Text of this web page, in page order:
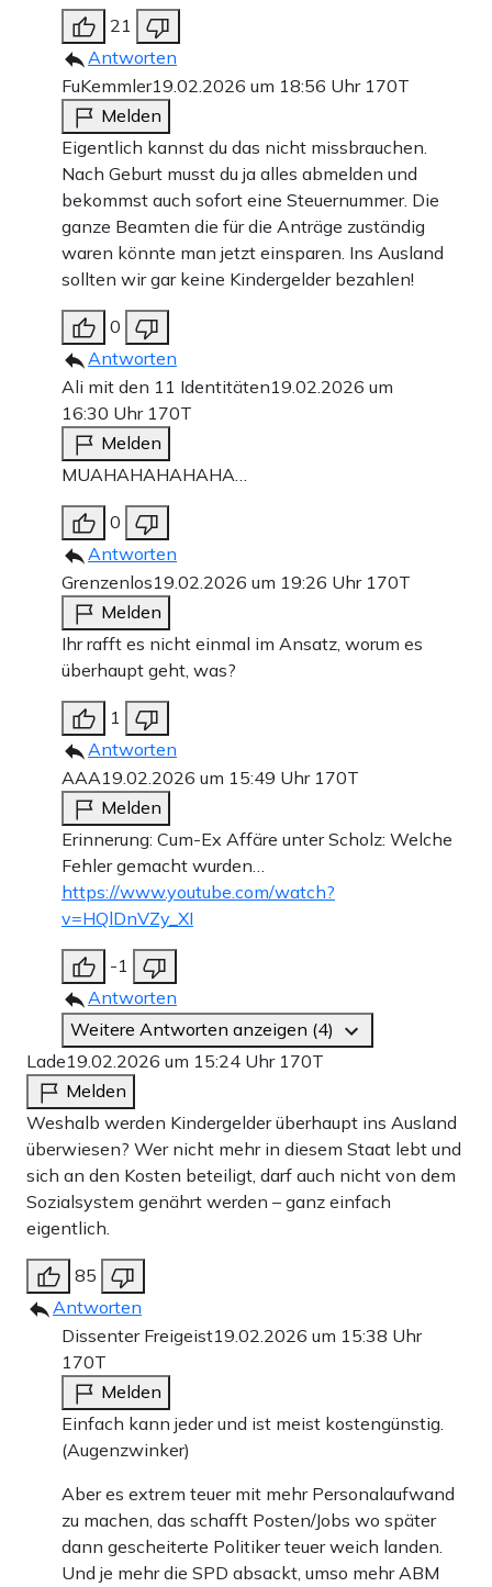
21
Antworten
FuKemmler19.02.2026 um 18:56 Uhr 170T
Melden
Eigentlich kannst du das nicht missbrauchen.
Nach Geburt musst du ja alles abmelden und
bekommst auch sofort eine Steuernummer. Die
ganze Beamten die für die Anträge zuständig
waren könnte man jetzt einsparen. Ins Ausland
sollten wir gar keine Kindergelder bezahlen!
0
Antworten
Ali mit den 11 Identitäten19.02.2026 um
16:30 Uhr 170T
Melden
MUAHAHAHAHAHA…
0
Antworten
Grenzenlos19.02.2026 um 19:26 Uhr 170T
Melden
Ihr rafft es nicht einmal im Ansatz, worum es
überhaupt geht, was?
1
Antworten
AAA19.02.2026 um 15:49 Uhr 170T
Melden
Erinnerung: Cum-Ex Affäre unter Scholz: Welche
Fehler gemacht wurden…
https://www.youtube.com/watch?
v=HQlDnVZy_XI
-1
Antworten
Weitere Antworten anzeigen (4)
Lade19.02.2026 um 15:24 Uhr 170T
Melden
Weshalb werden Kindergelder überhaupt ins Ausland
überwiesen? Wer nicht mehr in diesem Staat lebt und
sich an den Kosten beteiligt, darf auch nicht von dem
Sozialsystem genährt werden – ganz einfach
eigentlich.
85
Antworten
Dissenter Freigeist19.02.2026 um 15:38 Uhr
170T
Melden
Einfach kann jeder und ist meist kostengünstig.
(Augenzwinker)
Aber es extrem teuer mit mehr Personalaufwand
zu machen, das schafft Posten/Jobs wo später
dann gescheiterte Politiker teuer weich landen.
Und je mehr die SPD absackt, umso mehr ABM